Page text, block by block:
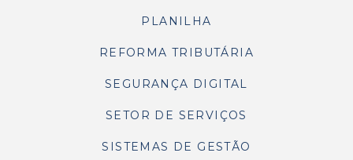
PLANILHA
REFORMA TRIBUTÁRIA
SEGURANÇA DIGITAL
SETOR DE SERVIÇOS
SISTEMAS DE GESTÃO